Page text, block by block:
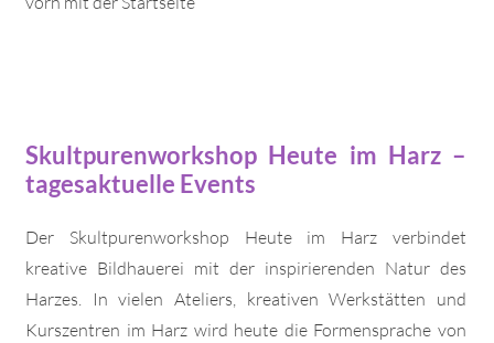
Skultpurenworkshop Heute im Harz –
tagesaktuelle Events
Der Skultpurenworkshop Heute im Harz verbindet
kreative Bildhauerei mit der inspirierenden Natur des
Harzes. In vielen Ateliers, kreativen Werkstätten und
Kurszentren im Harz wird heute die Formensprache von